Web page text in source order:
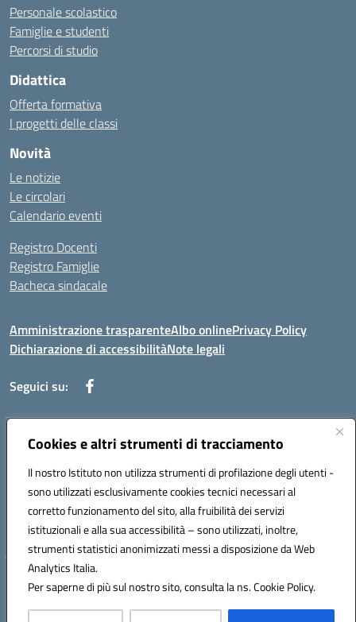
Cookies e altri strumenti di tracciamento
Il nostro Istituto non utilizza strumenti di profilazione degli utenti -
sono utilizzati esclusivamente cookies tecnici necessari al
corretto funzionamento del sito, alla fruibilità dei servizi
istituzionali e alla sua accessibilità – sono utilizzati, inoltre,
strumenti statistici anonimizzati messi a disposizione da Web
Analytics Italia.
Per saperne di più sul nostro sito, consulta la ns. Cookie Policy.
Personale scolastico
Famiglie e studenti
Percorsi di studio
Didattica
Offerta formativa
I progetti delle classi
Novità
Le notizie
Le circolari
Calendario eventi
Registro Docenti
Registro Famiglie
Bacheca sindacale
Amministrazione trasparenteAlbo onlinePrivacy Policy
Dichiarazione di accessibilitàNote legali
Seguici su:
Indirizzo:Via di Valle Zampea 2, 00036 Palestrina
Posta elettronica certificata (PEC):rmic8dr00r@pec.istruzione.it
Codice fiscale: 93021380584
Codice meccanografico: RMIC8DR00R
Hosting & Powered by 3D Solution S.r.l.
Concept & Design by Designers Italia